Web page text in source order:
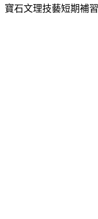
寶石文理技藝短期補